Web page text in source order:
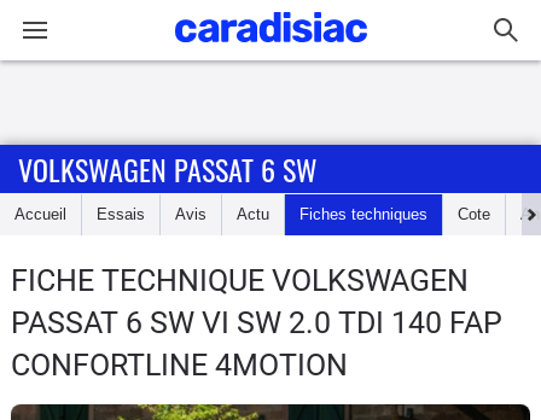
Accueil
Essais
Guide
d'achat
VOLKSWAGEN PASSAT 6 SW
Accueil Essais Avis Actu Fiches techniques Cote
FICHE TECHNIQUE VOLKSWAGEN
PASSAT 6 SW VI SW 2.0 TDI 140 FAP
CONFORTLINE 4MOTION